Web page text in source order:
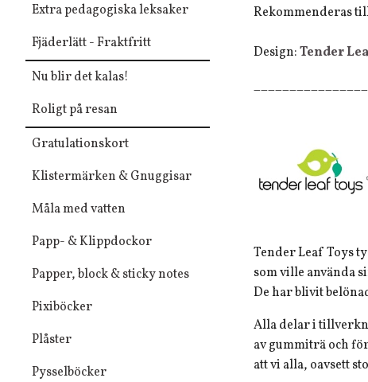
Extra pedagogiska leksaker
Fjäderlätt - Fraktfritt
Nu blir det kalas!
Roligt på resan
Gratulationskort
Klistermärken & Gnuggisar
Måla med vatten
Papp- & Klippdockor
Papper, block & sticky notes
Pixiböcker
Plåster
Pysselböcker
Rekommenderas
Design:Tender
Tender Leaf Toys
som ville använda
De har blivit
Alla delar i
av gummiträ och
att vi alla, oavsett